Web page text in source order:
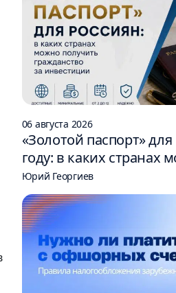
06 августа 2026
«Золотой паспорт»
году: в каких странах
гражданство за
Юрий Георгиев